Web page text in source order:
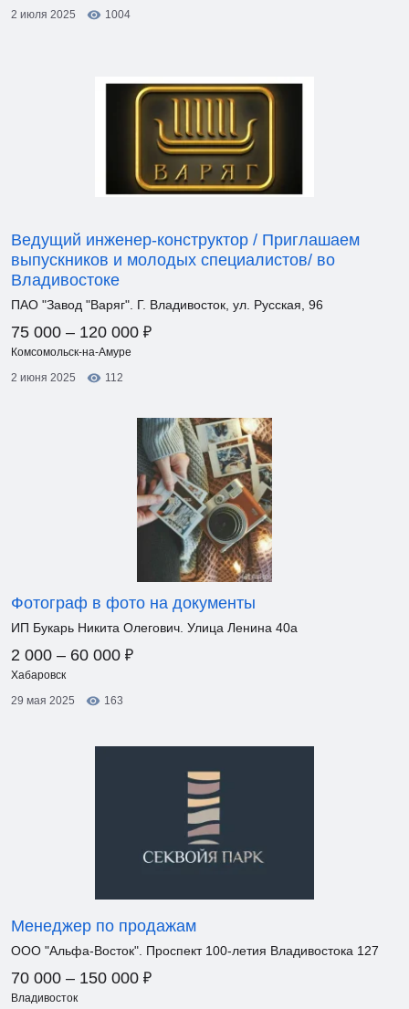
2 июля 2025
1004
Ведущий инженер-конструктор / Приглашаем
выпускников и молодых специалистов/ во
Владивостоке
ПАО "Завод "Варяг". Г. Владивосток, ул. Русская, 96
75 000 – 120 000 ₽
Комсомольск-на-Амуре
2 июня 2025
112
Фотограф в фото на документы
ИП Букарь Никита Олегович. Улица Ленина 40а
2 000 – 60 000 ₽
Хабаровск
29 мая 2025
163
Менеджер по продажам
ООО "Альфа-Восток". Проспект 100-летия Владивостока 127
70 000 – 150 000 ₽
Владивосток